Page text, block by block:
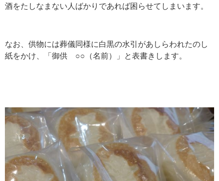
酒をたしなまない人ばかりであれば困らせてしまいます。
なお、供物には葬儀同様に白黒の水引があしらわれたのし
紙をかけ、「御供 ○○（名前）」と表書きします。